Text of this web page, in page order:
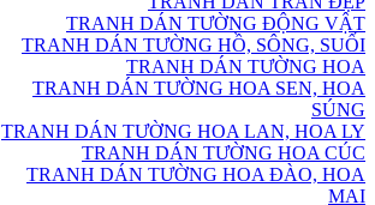
TRANH DÁN TƯỜNG ĐỘNG VẬT
TRANH DÁN TƯỜNG HỒ, SÔNG, SUỐI
TRANH DÁN TƯỜNG HOA
TRANH DÁN TƯỜNG HOA SEN, HOA
SÚNG
TRANH DÁN TƯỜNG HOA LAN, HOA LY
TRANH DÁN TƯỜNG HOA CÚC
TRANH DÁN TƯỜNG HOA ĐÀO, HOA
MAI